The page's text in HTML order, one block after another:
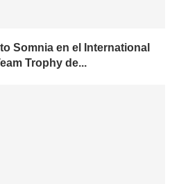
Somnia en el International
Trophy de...